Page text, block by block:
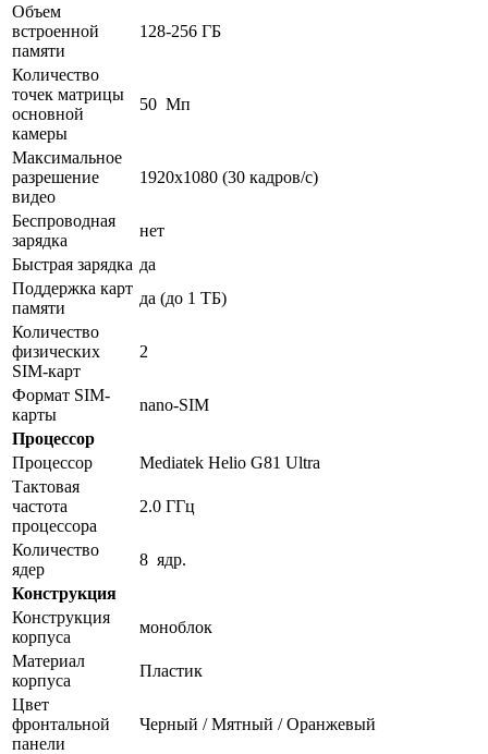
Объем
встроенной
памяти
128-256 ГБ
Количество
точек матрицы
основной
камеры
50 Мп
Максимальное
разрешение
видео
1920x1080 (30 кадров/с)
Беспроводная
зарядка
нет
Быстрая зарядка да
Поддержка карт
памяти
да (до 1 ТБ)
Количество
физических
SIM-карт
2
Формат SIM-
карты
nano-SIM
Процессор
Процессор
Mediatek Helio G81 Ultra
Тактовая
частота
процессора
2.0 ГГц
Количество
ядер
8 ядр.
Конструкция
Конструкция
корпуса
моноблок
Материал
корпуса
Пластик
Цвет
фронтальной
панели
Черный / Мятный / Оранжевый